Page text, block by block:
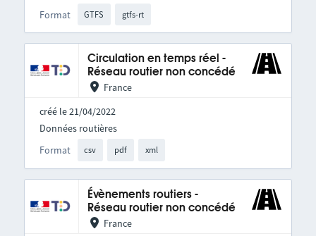
Format GTFS gtfs-rt
Circulation en temps réel -
Réseau routier non concédé
France
créé le 21/04/2022
Format csv pdf xml
Données routières
Évènements routiers -
Réseau routier non concédé
France